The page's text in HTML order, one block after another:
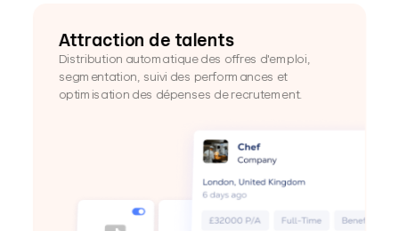
Attraction de talents
Distribution automatique des offres d'emploi,
segmentation, suivi des performances et
optimisation des dépenses de recrutement.